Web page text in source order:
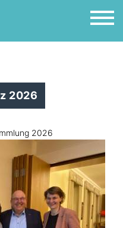
2026
2026